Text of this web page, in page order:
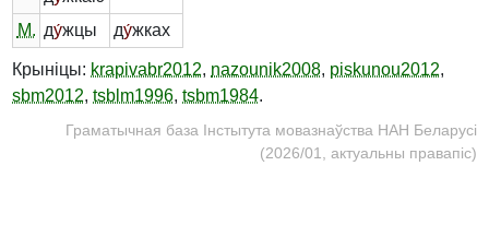
М. ду́жцы ду́жках
Крыніцы: krapivabr2012, nazounik2008, piskunou2012,
sbm2012, tsblm1996, tsbm1984.
Граматычная база Інстытута мовазнаўства НАН Беларусі
(2026/01, актуальны правапіс)